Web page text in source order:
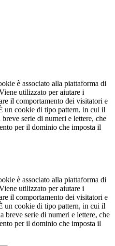
è associato alla piattaforma di
utilizzato per aiutare i
il comportamento dei visitatori e
un cookie di tipo pattern, in cui il
serie di numeri e lettere, che
per il dominio che imposta il
è associato alla piattaforma di
utilizzato per aiutare i
il comportamento dei visitatori e
un cookie di tipo pattern, in cui il
breve serie di numeri e lettere, che
per il dominio che imposta il